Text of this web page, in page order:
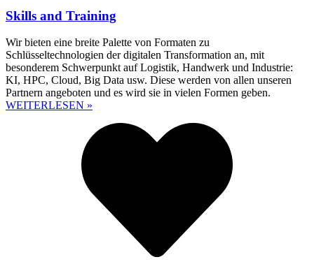
Skills and Training
Wir bieten eine breite Palette von Formaten zu
Schlüsseltechnologien der digitalen Transformation an, mit
besonderem Schwerpunkt auf Logistik, Handwerk und Industrie:
KI, HPC, Cloud, Big Data usw. Diese werden von allen unseren
Partnern angeboten und es wird sie in vielen Formen geben.
WEITERLESEN »